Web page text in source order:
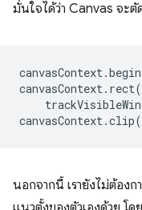
มั่นใจได้ว่า Canvas จะตั
canvasContext.
canvasContext. rect(
canvasContext.clip
นอกจากนี้ เรายังไม่ต้อง